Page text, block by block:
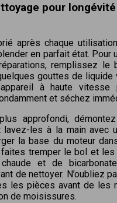
pour longévité
après chaque
en parfait état. Pour
remplissez le
gouttes de
à haute vitesse
et séchez
approfondi,
les à la main avec
la base du moteur
tremper le bol et les
et de
de nettoyer. N’oubliez
les pièces avant de les
de moisissures.